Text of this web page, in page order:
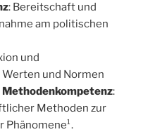
: Bereitschaft und
am politischen
und
und Normen
:
Methoden zur